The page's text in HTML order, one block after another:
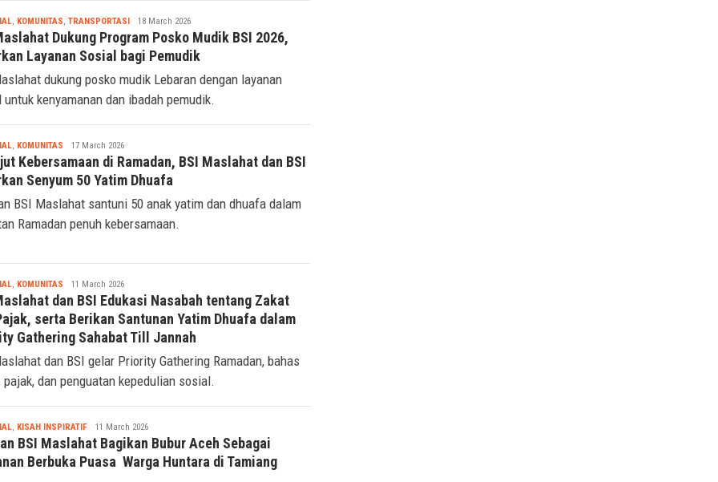
KISAH INSPIRATIF,KOMUNITASTsaqif2 April 2026
Milad Ke-5 BSI Maslahat bersama BSI UMKM
Berbagi Paket Bingkisan Kepada Anak Yatim di
Kota Besar
aksi sosial Ramadhan di empat kota, berbagi
, KOMUNITAS,TRANSPORTASITsaqif
Ridwan
18 March 2026
Dukung Program Posko Mudik BSI 2026,
Layanan Sosial bagi Pemudik
dukung posko mudik Lebaran dengan layanan
,
Tsaqif
Ridwan
Kebersamaan di Ramadan, BSI Maslahat dan BSI
Senyum 50 Yatim Dhuafa
BSI Maslahat santuni 50 anak yatim dan dhuafa dalam
Ramadan penuh kebersamaan.
, KOMUNITASTsaqif
Ridwan
11 March 2026
dan BSI Edukasi Nasabah tentang Zakat
serta Berikan Santunan Yatim Dhuafa dalam